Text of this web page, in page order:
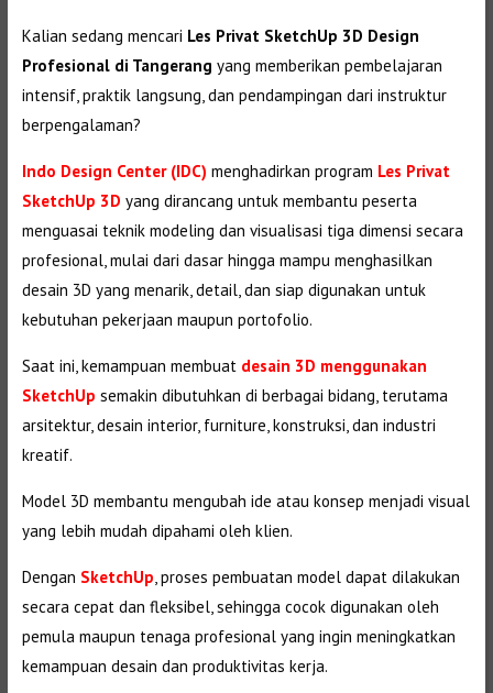
Kalian sedang mencari Les Privat SketchUp 3D Design
Profesional di Tangerang yang memberikan pembelajaran
intensif, praktik langsung, dan pendampingan dari instruktur
berpengalaman?
Indo Design Center (IDC) menghadirkan program Les Privat
SketchUp 3D yang dirancang untuk membantu peserta
menguasai teknik modeling dan visualisasi tiga dimensi secara
profesional, mulai dari dasar hingga mampu menghasilkan
desain 3D yang menarik, detail, dan siap digunakan untuk
kebutuhan pekerjaan maupun portofolio.
Saat ini, kemampuan membuat desain 3D menggunakan
SketchUp semakin dibutuhkan di berbagai bidang, terutama
arsitektur, desain interior, furniture, konstruksi, dan industri
kreatif.
Model 3D membantu mengubah ide atau konsep menjadi visual
yang lebih mudah dipahami oleh klien.
Dengan SketchUp, proses pembuatan model dapat dilakukan
secara cepat dan fleksibel, sehingga cocok digunakan oleh
pemula maupun tenaga profesional yang ingin meningkatkan
kemampuan desain dan produktivitas kerja.